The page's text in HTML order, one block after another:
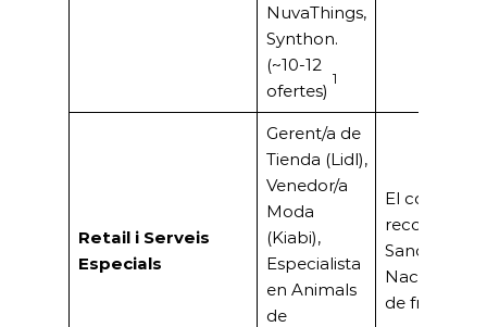
NuvaThings,
Synthon.
(~10-12
ofertes)
1
Retail i Serveis
Especials
Gerent/a de
Tienda (Lidl),
Venedor/a
Moda
(Kiabi),
Especialista
en Animals
de
El comerç
reconegut
Sancho,
de